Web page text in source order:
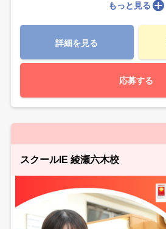
もっと見る
詳細を見る
応募する
スクールIE 綾瀬六木校